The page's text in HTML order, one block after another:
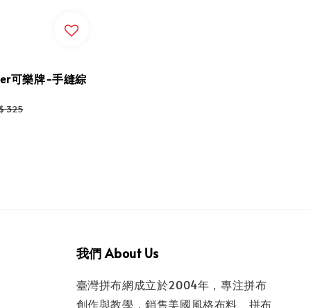
可樂牌-手縫綜
325
我們 About Us
臺灣拼布網成立於2004年，專注拼布
創作與教學，銷售美國風格布料、拼布